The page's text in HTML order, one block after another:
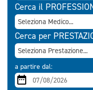
Cerca il
Cerca per
a partire dal: